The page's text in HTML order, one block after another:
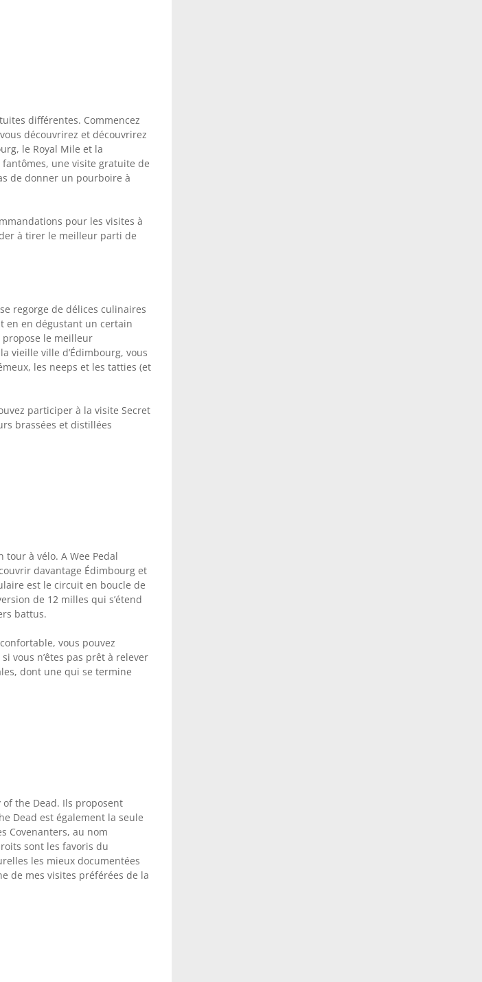
différentes. Commencez
découvrirez et découvrirez
le Royal Mile et la
une visite gratuite de
de donner un pourboire à
pour les visites à
à tirer le meilleur parti de
regorge de délices culinaires
en en dégustant un certain
propose le meilleur
vieille ville d’Édimbourg, vous
les neeps et les tatties (et
participer à la visite Secret
brassées et distillées
à vélo. A Wee Pedal
davantage Édimbourg et
est le circuit en boucle de
de 12 milles qui s’étend
battus.
vous pouvez
vous n’êtes pas prêt à relever
dont une qui se termine
the Dead. Ils proposent
Dead est également la seule
Covenanters, au nom
sont les favoris du
les mieux documentées
de mes visites préférées de la